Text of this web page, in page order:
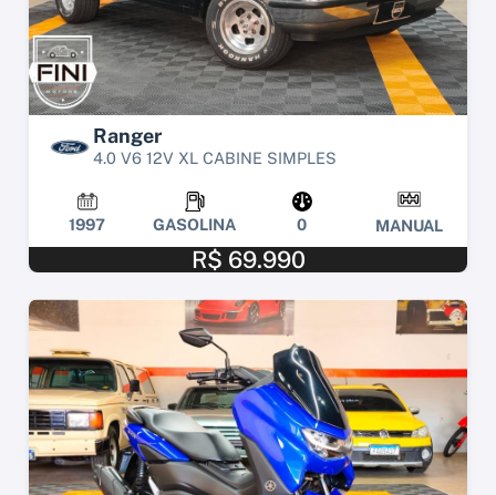
Ranger
4.0 V6 12V XL CABINE SIMPLES
1997 GASOLINA 0 MANUAL
R$ 69.990